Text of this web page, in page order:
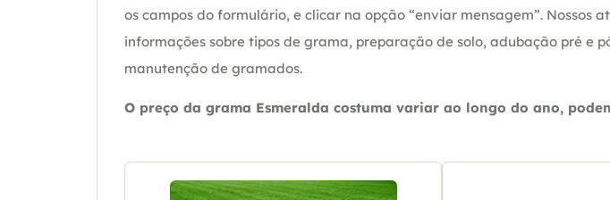
os campos do formulário, e clicar na opção “enviar mensagem”.
informações sobre tipos de grama, preparação de solo, adubação pré
manutenção de gramados.
O preço da grama Esmeralda costuma variar ao longo do ano,